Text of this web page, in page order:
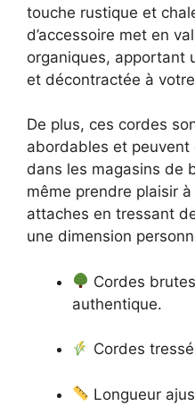
touche rustique et
d’accessoire met en
organiques, apportant
et décontractée à
De plus, ces cordes
abordables et
dans les magasins de
même prendre plaisir
attaches en tressant
une dimension
Cordes
authentique.
Cordes
Longueur